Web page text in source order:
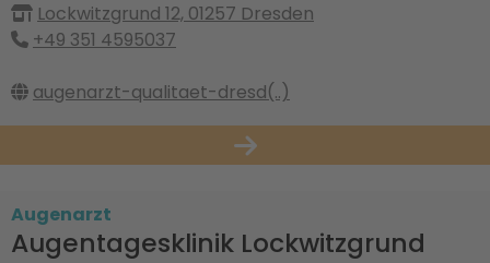
Lockwitzgrund 12, 01257 Dresden
+49 351 4595037
augenarzt-qualitaet-dresd(..)
Augenarzt
Augentagesklinik Lockwitzgrund